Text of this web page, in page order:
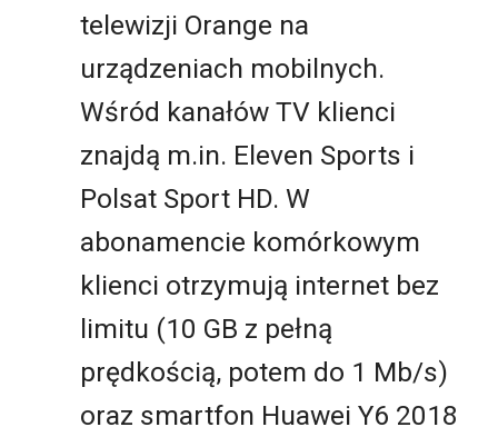
telewizji Orange na
urządzeniach mobilnych.
Wśród kanałów TV klienci
znajdą m.in. Eleven Sports i
Polsat Sport HD. W
abonamencie komórkowym
klienci otrzymują internet bez
limitu (10 GB z pełną
prędkością, potem do 1 Mb/s)
oraz smartfon Huawei Y6 2018